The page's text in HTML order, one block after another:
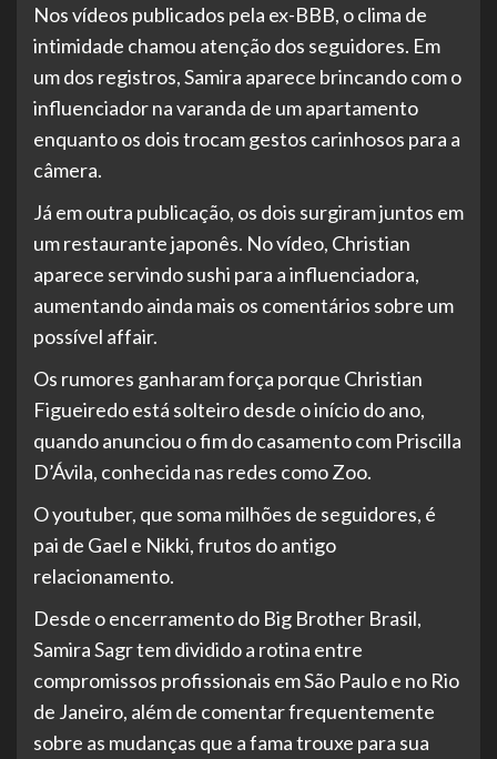
Nos vídeos publicados pela ex-BBB, o clima de
intimidade chamou atenção dos seguidores. Em
um dos registros, Samira aparece brincando com o
influenciador na varanda de um apartamento
enquanto os dois trocam gestos carinhosos para a
câmera.
Já em outra publicação, os dois surgiram juntos em
um restaurante japonês. No vídeo, Christian
aparece servindo sushi para a influenciadora,
aumentando ainda mais os comentários sobre um
possível affair.
Os rumores ganharam força porque Christian
Figueiredo está solteiro desde o início do ano,
quando anunciou o fim do casamento com Priscilla
D’Ávila, conhecida nas redes como Zoo.
O youtuber, que soma milhões de seguidores, é
pai de Gael e Nikki, frutos do antigo
relacionamento.
Desde o encerramento do Big Brother Brasil,
Samira Sagr tem dividido a rotina entre
compromissos profissionais em São Paulo e no Rio
de Janeiro, além de comentar frequentemente
sobre as mudanças que a fama trouxe para sua